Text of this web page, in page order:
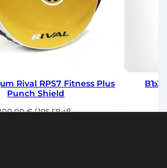
Rival RPS7 Fitness Plus
Punch Shield
€/ 195,58 лв.